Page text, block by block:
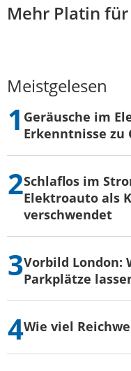
Mehr Platin
Meistgelesen
Geräusche im
Erkenntnisse zu
Schlaflos im
Elektroauto als
verschwendet
Vorbild London:
Parkplätze
Wie viel